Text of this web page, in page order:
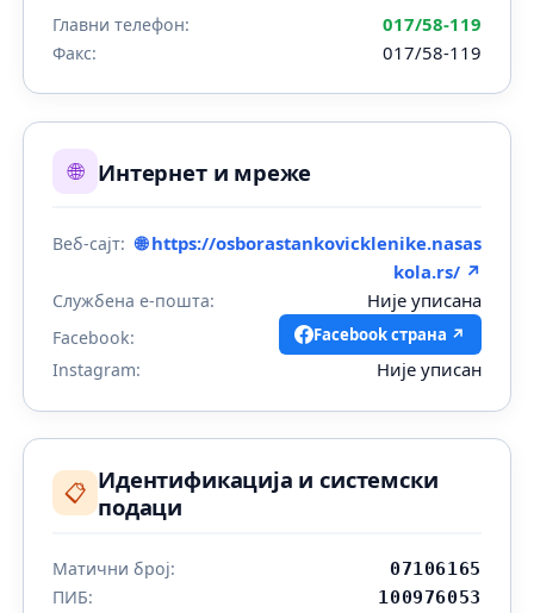
Главни телефон: 017/58-119
Факс: 017/58-119
🌐 Интернет и мреже
Веб-сајт: 🌐 https://osborastankovicklenike.nasas
kola.rs/ ↗
Службена е-пошта: Није уписана
Facebook: Facebook страна ↗
Instagram: Није уписан
📋 Идентификација и системски
подаци
Матични број: 07106165
ПИБ: 100976053